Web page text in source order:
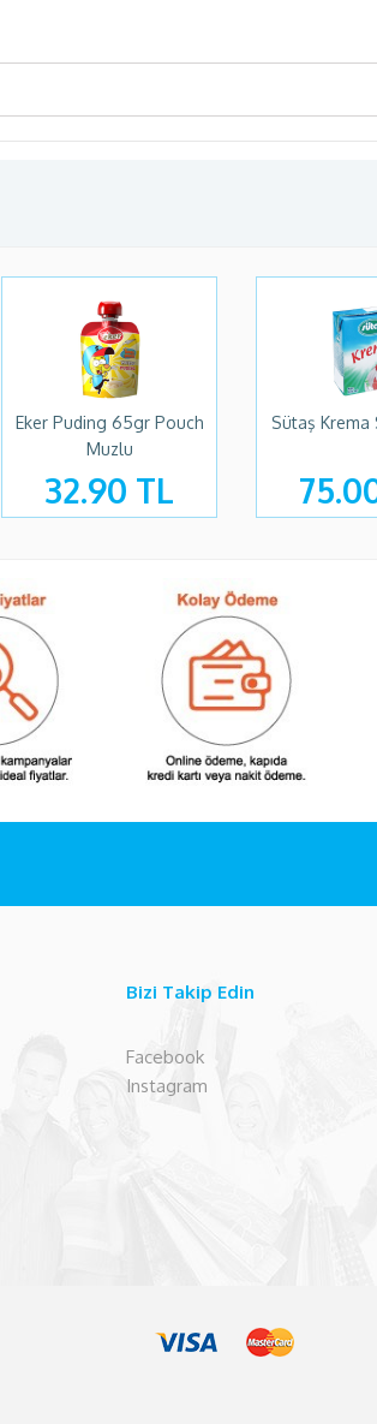
Eker Puding 65gr Pouch
Muzlu
32.90 TL
Sütaş Krema
Bizi Takip Edin
Facebook
Instagram